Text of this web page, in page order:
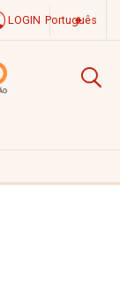
LOGIN Português